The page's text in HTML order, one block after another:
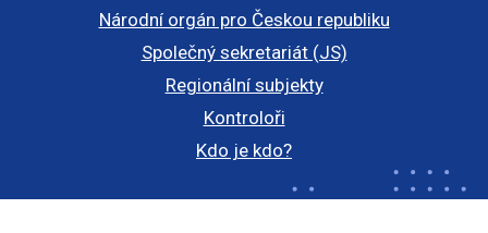
Národní orgán pro Českou republiku
Společný sekretariát (JS)
Regionální subjekty
Kontroloři
Kdo je kdo?